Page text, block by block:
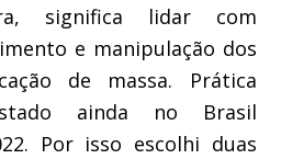
significa lidar com
e manipulação dos
de massa. Prática
ainda no Brasil
Por isso escolhi duas